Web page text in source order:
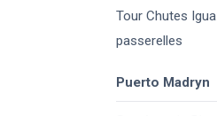
Tour Chutes
passerelles
Puerto Madryn